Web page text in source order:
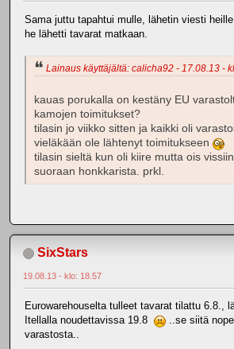
Sama juttu tapahtui mulle, lähetin viesti
he lähetti tavarat matkaan.
Lainaus käyttäjältä: calicha92 - 17.08.13 -
kauas porukalla on kestäny EU
kamojen toimitukset?
tilasin jo viikko sitten ja kaikki oli
vieläkään ole lähtenyt toimitukseen
tilasin sieltä kun oli kiire mutta ois
suoraan honkkarista. prkl.
SixStars
19.08.13 - klo: 18.57
Eurowarehouselta tulleet tavarat tilattu 6.8.,
Itellalla noudettavissa 19.8
..se siitä
varastosta..